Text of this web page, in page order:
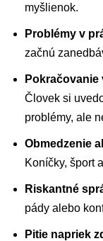
myšlienok.
Problémy v
začnú
Človek si
problémy, ale
Obmedzenie
Koníčky, šport
Riskantné
pády alebo
Pitie napriek